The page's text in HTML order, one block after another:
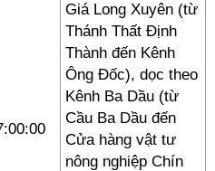
Giá Long Xuyên (từ
Thánh Thất Định
Thành đến Kênh
Ông Đốc), dọc theo
Kênh Ba Dầu (từ
Cầu Ba Dầu đến
Cửa hàng vật tư
nông nghiệp Chín